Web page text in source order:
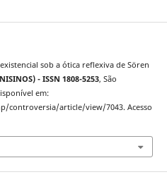
sob a ótica reflexiva de Sören
- ISSN 1808-5253, São
em:
controversia/article/view/7043. Acesso